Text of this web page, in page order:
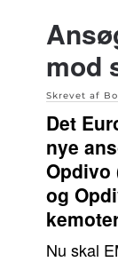
mod
Skrevet af
Det
nye
Opdivo
og
Nu skal